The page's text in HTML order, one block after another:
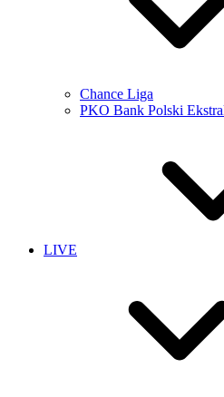
Chance Liga
PKO Bank Polski
LIVE